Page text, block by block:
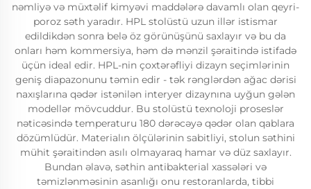
nəmliyə və müxtəlif kimyəvi maddələrə davamlı olan qeyri-
poroz səth yaradır. HPL stolüstü uzun illər istismar
edildikdən sonra belə öz görünüşünü saxlayır və bu da
onları həm kommersiya, həm də mənzil şəraitində istifadə
üçün ideal edir. HPL-nin çoxtərəfliyi dizayn seçimlərinin
geniş diapazonunu təmin edir - tək rənglərdən ağac dərisi
naxışlarına qədər istənilən interyer dizaynına uyğun gələn
modellər mövcuddur. Bu stolüstü texnoloji proseslər
nəticəsində temperaturu 180 dərəcəyə qədər olan qablara
dözümlüdür. Materialın ölçülərinin sabitliyi, stolun səthini
mühit şəraitindən asılı olmayaraq hamar və düz saxlayır.
Bundan əlavə, səthin antibakterial xassələri və
təmizlənməsinin asanlığı onu restoranlarda, tibbi